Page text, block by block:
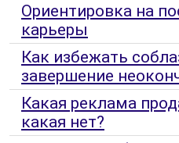
Ориентировка на
карьеры
Как избежать
завершение
Какая реклама
какая нет?